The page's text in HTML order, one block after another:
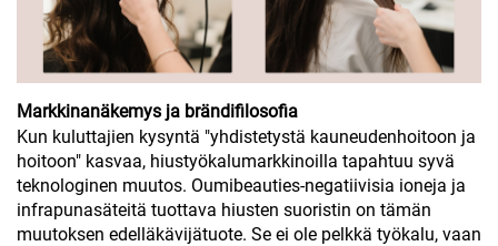
Markkinanäkemys ja brändifilosofia
Kun kuluttajien kysyntä "yhdistetystä kauneudenhoitoon ja
hoitoon" kasvaa, hiustyökalumarkkinoilla tapahtuu syvä
teknologinen muutos. Oumibeauties-negatiivisia ioneja ja
infrapunasäteitä tuottava hiusten suoristin on tämän
muutoksen edelläkävijätuote. Se ei ole pelkkä työkalu, vaan